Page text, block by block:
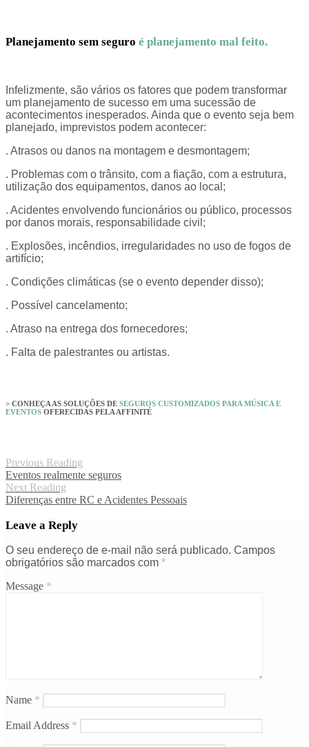
Planejamento sem seguro é planejamento mal feito.
Infelizmente, são vários os fatores que podem transformar
um planejamento de sucesso em uma sucessão de
acontecimentos inesperados. Ainda que o evento seja bem
planejado, imprevistos podem acontecer:
. Atrasos ou danos na montagem e desmontagem;
. Problemas com o trânsito, com a fiação, com a estrutura,
utilização dos equipamentos, danos ao local;
. Acidentes envolvendo funcionários ou público, processos
por danos morais, responsabilidade civil;
. Explosões, incêndios, irregularidades no uso de fogos de
artifício;
. Condições climáticas (se o evento depender disso);
. Possível cancelamento;
. Atraso na entrega dos fornecedores;
. Falta de palestrantes ou artistas.
> CONHEÇA AS SOLUÇÕES DE SEGUROS CUSTOMIZADOS PARA MÚSICA E
EVENTOS OFERECIDAS PELA AFFINITÉ
Previous Reading
Eventos realmente seguros
Next Reading
Diferenças entre RC e Acidentes Pessoais
Leave a Reply
O seu endereço de e-mail não será publicado. Campos
obrigatórios são marcados com *
Message *
Name *
Email Address *